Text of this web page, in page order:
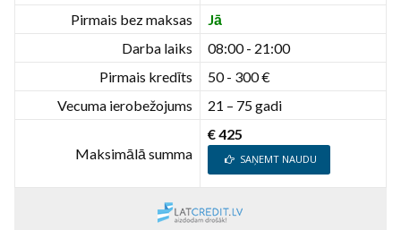
Pirmais bez maksas
Jā
Darba laiks
08:00 - 21:00
Pirmais kredīts
50 - 300 €
Vecuma ierobežojums
21 – 75 gadi
Maksimālā summa
€ 425
SAŅEMT NAUDU